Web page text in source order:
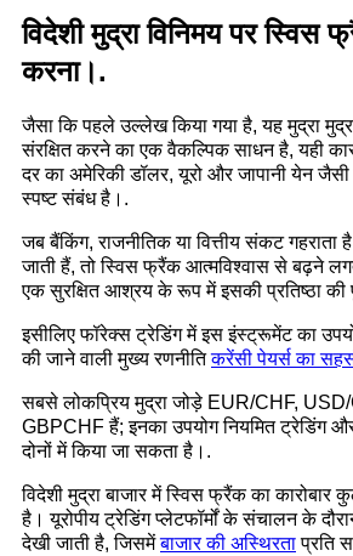
विदेशी मुद्रा विनिमय पर स्विस
करना।.
जैसा कि पहले उल्लेख किया गया है, यह मुद्रा
संरक्षित करने का एक वैकल्पिक साधन है, यही
दर का अमेरिकी डॉलर, यूरो और जापानी येन
स्पष्ट संबंध है।.
जब बैंकिंग, राजनीतिक या वित्तीय संकट गहराता
जाती हैं, तो स्विस फ्रैंक आत्मविश्वास से बढ़ने
एक सुरक्षित आश्रय के रूप में इसकी प्रतिष्ठा की
इसीलिए फॉरेक्स ट्रेडिंग में इस इंस्ट्रूमेंट का
की जाने वाली मुख्य रणनीतिकरेंसी पेयर्स का
सबसे लोकप्रिय मुद्रा जोड़े EUR/CHF,
GBPCHF हैं; इनका उपयोग नियमित ट्रेडिंग
दोनों में किया जा सकता है।.
विदेशी मुद्रा बाजार में स्विस फ्रैंक का
है। यूरोपीय ट्रेडिंग प्लेटफॉर्मों के संचालन के
देखी जाती है, जिसमेंबाजार की अस्थिरताप्रति